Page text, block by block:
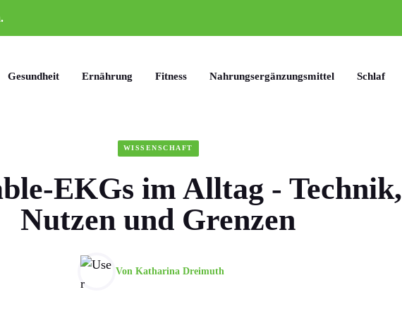
Gesundheit Ernährung Fitness Nahrungsergänzungsmittel Schlaf
WISSENSCHAFT
EKGs im Alltag - Technik,
Nutzen und Grenzen
Von Katharina Dreimuth